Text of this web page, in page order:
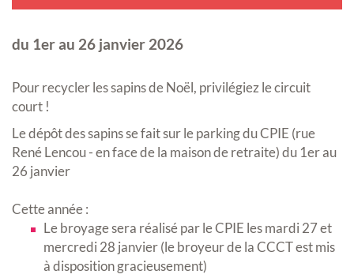
du 1er au 26 janvier 2026
Pour recycler les sapins de Noël, privilégiez le circuit
court !
Le dépôt des sapins se fait sur le parking du CPIE (rue
René Lencou - en face de la maison de retraite) du 1er au
26 janvier
Cette année :
Le broyage sera réalisé par le CPIE les mardi 27 et
mercredi 28 janvier (le broyeur de la CCCT est mis
à disposition gracieusement)